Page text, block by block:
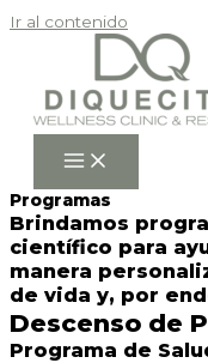
Ir al contenido
Programas
Brindamos
científico para
manera
de vida y, por
Descenso de
Programa de